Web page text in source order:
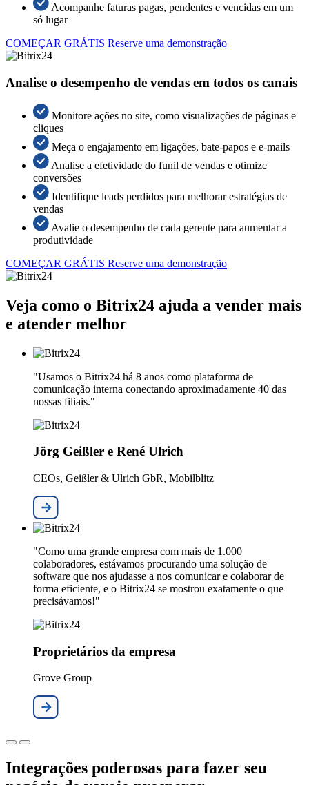
Acompanhe faturas pagas, pendentes e vencidas em um
só lugar
COMEÇAR GRÁTIS Reserve uma demonstração
Analise o desempenho de vendas em todos os canais
Monitore ações no site, como visualizações de páginas e
cliques
Meça o engajamento em ligações, bate-papos e e-mails
Analise a efetividade do funil de vendas e otimize
conversões
Identifique leads perdidos para melhorar estratégias de
vendas
Avalie o desempenho de cada gerente para aumentar a
produtividade
COMEÇAR GRÁTIS Reserve uma demonstração
Veja como o Bitrix24 ajuda a vender mais
e atender melhor
"Usamos o Bitrix24 há 8 anos como plataforma de
comunicação interna conectando aproximadamente 40 das
nossas filiais."
Jörg Geißler e René Ulrich
CEOs, Geißler & Ulrich GbR, Mobilblitz
"Como uma grande empresa com mais de 1.000
colaboradores, estávamos procurando uma solução de
software que nos ajudasse a nos comunicar e colaborar de
forma eficiente, e o Bitrix24 se mostrou exatamente o que
precisávamos!"
Proprietários da empresa
Grove Group
Integrações poderosas para fazer seu